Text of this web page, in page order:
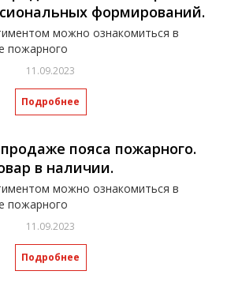
формирований.
можно ознакомиться в
пожарного
11.09.2023
Подробнее
пояса пожарного.
в наличии.
можно ознакомиться в
пожарного
11.09.2023
Подробнее